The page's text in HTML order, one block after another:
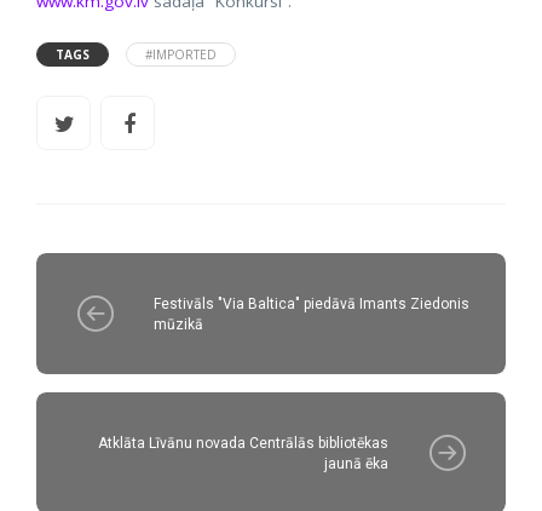
TAGS #IMPORTED
Festivāls "Via Baltica" piedāvā Imants Ziedonis
mūzikā
Atklāta Līvānu novada Centrālās bibliotēkas
jaunā ēka